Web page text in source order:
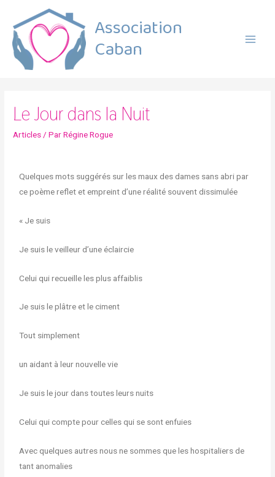
Association
Caban
Le Jour dans la Nuit
Articles/ ParRégine Rogue
Quelques mots suggérés sur les maux des dames sans abri par
ce poème reflet et empreint d’une réalité souvent dissimulée
« Je suis
Je suis le veilleur d’une éclaircie
Celui qui recueille les plus affaiblis
Je suis le plâtre et le ciment
Tout simplement
un aidant à leur nouvelle vie
Je suis le jour dans toutes leurs nuits
Celui qui compte pour celles qui se sont enfuies
Avec quelques autres nous ne sommes que les hospitaliers de
tant anomalies